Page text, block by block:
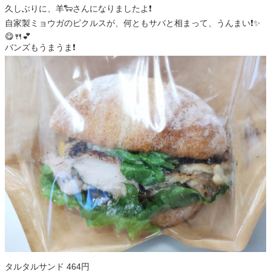
久しぶりに、羊🐑さんになりましたよ❗️
自家製ミョウガのピクルスが、何ともサバと相まって、うんまい❗️✨
😋🍴💕
バンズもうまうま❗️
タルタルサンド 464円